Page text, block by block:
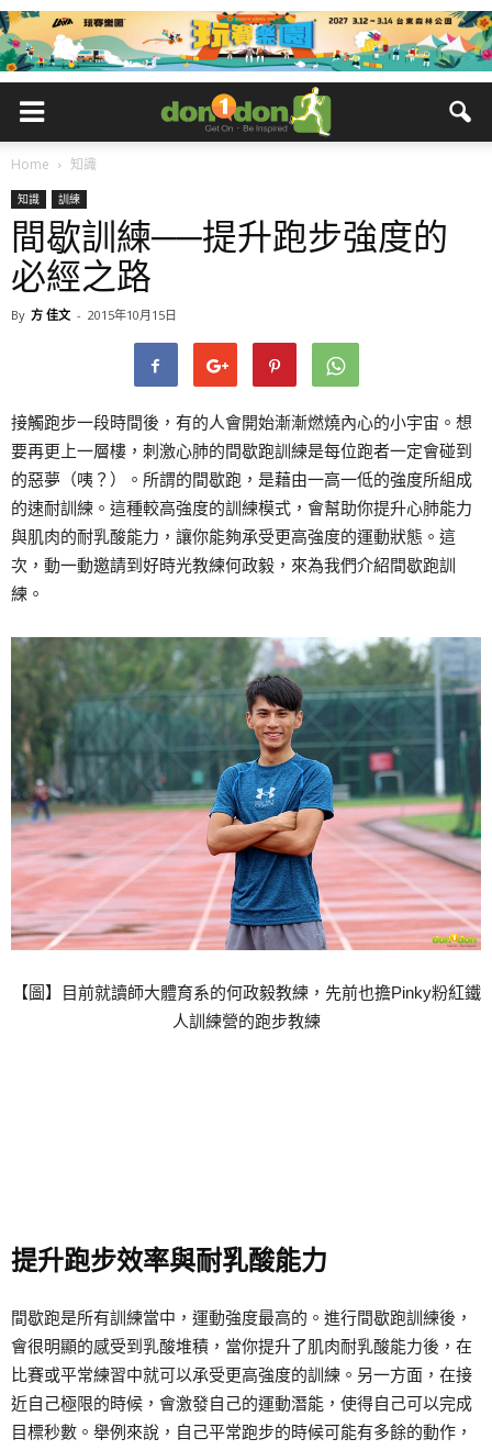
Home 知識
知識 訓練
間歇訓練──提升跑步強度的
必經之路
By 方 佳文 - 2015年10月15日
接觸跑步一段時間後，有的人會開始漸漸燃燒內心的小宇宙。想
要再更上一層樓，刺激心肺的間歇跑訓練是每位跑者一定會碰到
的惡夢（咦？）。所謂的間歇跑，是藉由一高一低的強度所組成
的速耐訓練。這種較高強度的訓練模式，會幫助你提升心肺能力
與肌肉的耐乳酸能力，讓你能夠承受更高強度的運動狀態。這
次，動一動邀請到好時光教練何政毅，來為我們介紹間歇跑訓
練。
【圖】目前就讀師大體育系的何政毅教練，先前也擔Pinky粉紅鐵
人訓練營的跑步教練
提升跑步效率與耐乳酸能力
間歇跑是所有訓練當中，運動強度最高的。進行間歇跑訓練後，
會很明顯的感受到乳酸堆積，當你提升了肌肉耐乳酸能力後，在
比賽或平常練習中就可以承受更高強度的訓練。另一方面，在接
近自己極限的時候，會激發自己的運動潛能，使得自己可以完成
目標秒數。舉例來說，自己平常跑步的時候可能有多餘的動作，